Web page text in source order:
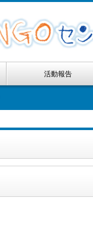
活動報告